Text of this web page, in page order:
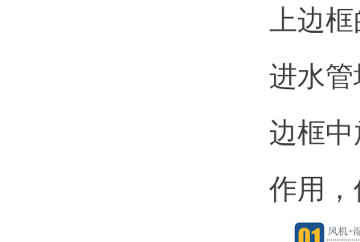
上边
进水
边框
作用